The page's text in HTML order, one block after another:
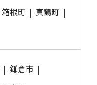
箱根町
真鶴町
鎌倉市